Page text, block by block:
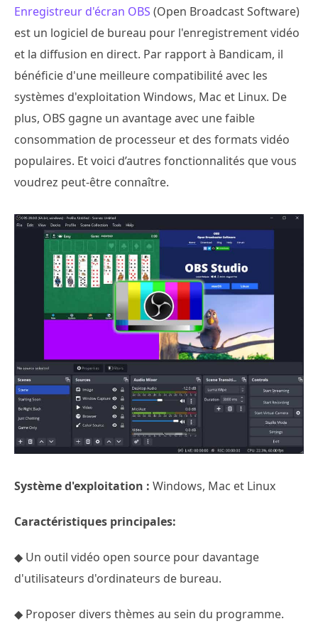
Enregistreur d'écran OBS (Open Broadcast Software)
est un logiciel de bureau pour l'enregistrement vidéo
et la diffusion en direct. Par rapport à Bandicam, il
bénéficie d'une meilleure compatibilité avec les
systèmes d'exploitation Windows, Mac et Linux. De
plus, OBS gagne un avantage avec une faible
consommation de processeur et des formats vidéo
populaires. Et voici d’autres fonctionnalités que vous
voudrez peut-être connaître.
Système d'exploitation : Windows, Mac et Linux
Caractéristiques principales:
◆ Un outil vidéo open source pour davantage
d'utilisateurs d'ordinateurs de bureau.
◆ Proposer divers thèmes au sein du programme.